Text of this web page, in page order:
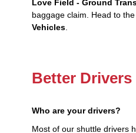
Love Field - Ground
baggage claim. Head to
Vehicles.
Better
Who are your drivers?
Most of our shuttle drivers